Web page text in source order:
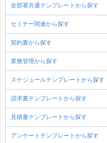
全部署共通テンプレートから探す
セミナー関連から探す
契約書から探す
業務管理から探す
スケジュールテンプレートから探す
請求書テンプレートから探す
見積書テンプレートから探す
アンケートテンプレートから探す